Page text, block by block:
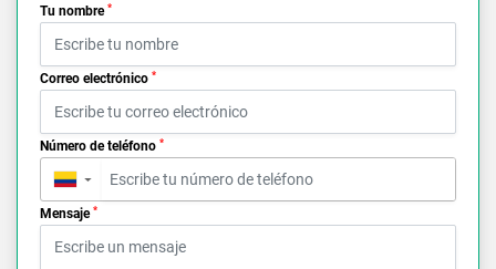
Tu nombre *
Correo electrónico *
Número de teléfono *
▼
Mensaje *